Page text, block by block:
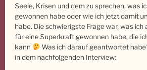
Seele, Krisen und dem zu sprechen, was
gewonnen habe oder wie ich jetzt damit
habe. Die schwierigste Frage war, was ich
für eine Superkraft gewonnen habe, die
kann
Was ich darauf geantwortet
in dem nachfolgenden Interview: